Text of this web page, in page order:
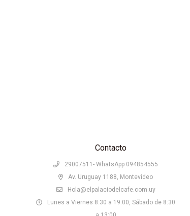
Contacto
29007511- WhatsApp 094854555
Av. Uruguay 1188, Montevideo
Hola@elpalaciodelcafe.com.uy
Lunes a Viernes 8:30 a 19:00, Sábado de 8:30